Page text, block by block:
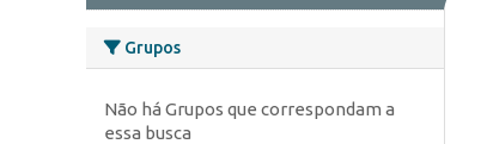
Grupos
Não há Grupos que correspondam a
essa busca